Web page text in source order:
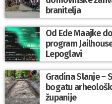
branitelja
Od Ede Maajke
program
Lepoglavi
Gradina Slanje –
bogatu
županije